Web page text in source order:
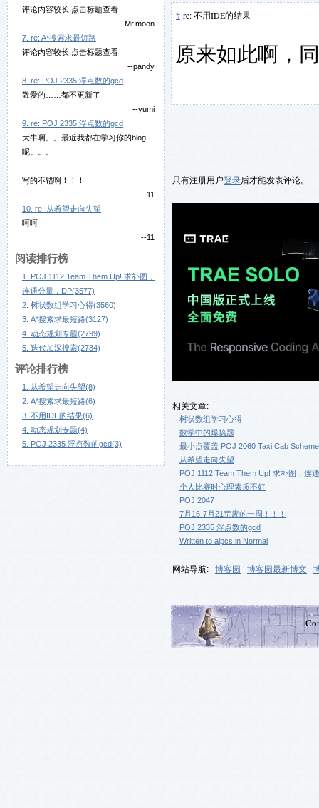
评论内容较长,点击标题查看
--Mr.moon
7. re: A*搜索求最短路
评论内容较长,点击标题查看
--pandy
8. re: POJ 2335 浮点数的gcd
敬爱的……都不更新了
--yumi
9. re: POJ 2335 浮点数的gcd
大牛啊。。最近我都在学习你的blog
呢。。。
写的不错啊！！！
--11
10. re: 从希望走向失望
呵呵
--11
阅读排行榜
1. POJ 1112 Team Them Up! 求补图，
连通分量，DP(3577)
2. 树状数组学习心得(3560)
3. A*搜索求最短路(3127)
4. 动态规划专题(2799)
5. 迭代加深搜索(2784)
评论排行榜
1. 从希望走向失望(8)
2. A*搜索求最短路(6)
3. 不用IDE的结果(6)
4. 动态规划专题(4)
5. POJ 2335 浮点数的gcd(3)
# re: 不用IDE的结果
原来如此啊，
只有注册用户登录后才能发表评论。
相关文章:
树状数组学习心得
数学中的爆搞题
最小点覆盖 POJ 2060 Taxi Cab Scheme
从希望走向失望
POJ 1112 Team Them Up! 求补图，连
个人比赛时心理素质不好
POJ 2047
7月16-7月21荒废的一周！！！
POJ 2335 浮点数的gcd
Written to alpcs in Normal
网站导航: 博客园 博客园最新博文